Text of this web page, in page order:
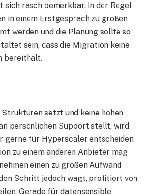
sich rasch bemerkbar. In der Regel
in einem Erstgespräch zu großen
werden und die Planung sollte so
sein, dass die Migration keine
bereithält.
setzt und keine hohen
persönlichen Support stellt, wird
gerne für Hyperscaler entscheiden.
zu einem anderen Anbieter mag
einen zu großen Aufwand
Schritt jedoch wagt, profitiert von
Gerade für datensensible